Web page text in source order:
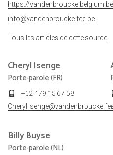
https://vandenbroucke.belgium.be
info@vandenbroucke.fed.be
Tous les articles de cette source
Cheryl Isenge
Porte-parole (FR)
+32 479 15 67 58
BillyBuyse
Porte-parole (NL)